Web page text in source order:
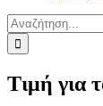
Αναζήτηση
για:
Τιμή για